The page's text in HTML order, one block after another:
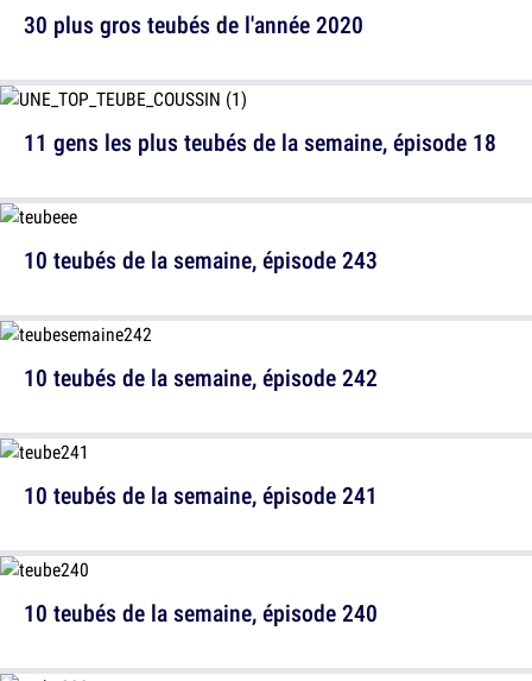
30 plus gros teubés de l'année 2020
10 teubés de la semaine, épisode 243
10 teubés de la semaine, épisode 241
11 gens les plus teubés de la semaine, épisode 18
10 teubés de la semaine, épisode 242
10 teubés de la semaine, épisode 240